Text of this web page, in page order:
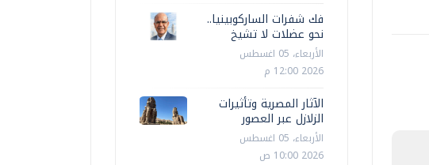
فك شفرات الساركوبينيا..
نحو عضلات لا تشيخ
الأربعاء، 05 اغسطس
2026 12:00 م
الآثار المصرية وتأثيرات
الزلازل عبر العصور
الأربعاء، 05 اغسطس
2026 10:00 ص